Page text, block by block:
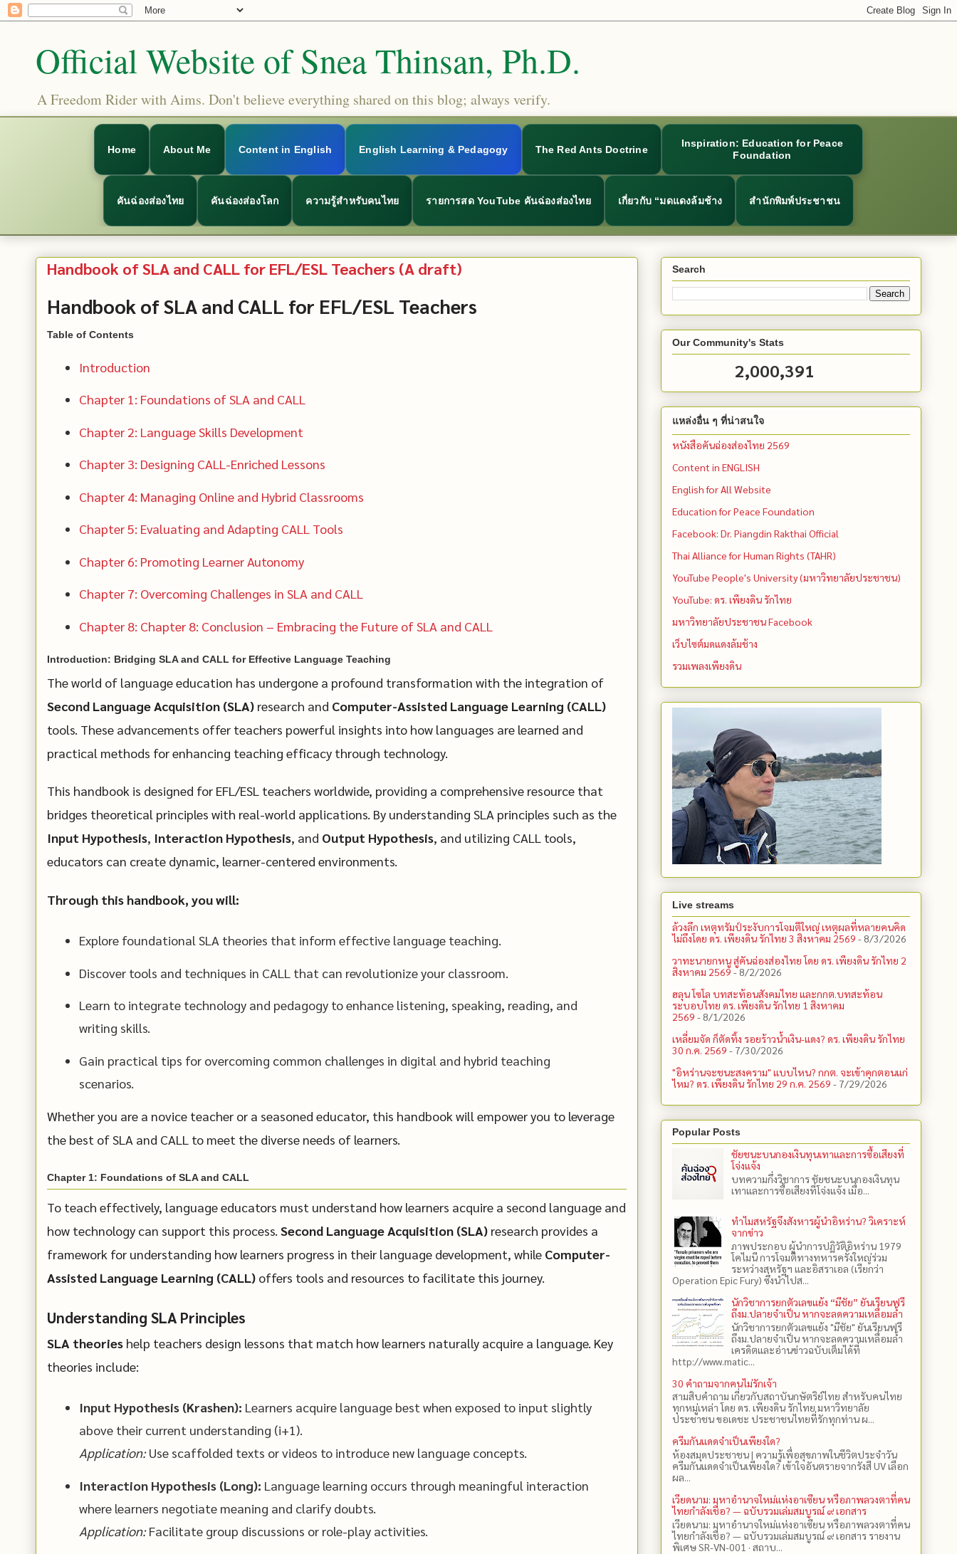
Official Website of Snea Thinsan, Ph.D.
A Freedom Rider with Aims. Don't believe everything shared on this blog; always verify.
Home About Me Content in English English Learning & Pedagogy The Red Ants Doctrine
Inspiration: Education for Peace
Foundation
คันฉ่องส่องไทย คันฉ่องส่องโลก ความรู้สำหรับคนไทย รายการสด YouTube คันฉ่องส่องไทย เกี่ยวกับ “มดแดงล้มช้าง สำนักพิมพ์ประชาชน
Handbook of SLA and CALL for EFL/ESL Teachers (A draft)
Handbook of SLA and CALL for EFL/ESL Teachers
Table of Contents
Introduction
Chapter 1: Foundations of SLA and CALL
Chapter 2: Language Skills Development
Chapter 3: Designing CALL-Enriched Lessons
Chapter 4: Managing Online and Hybrid Classrooms
Chapter 5: Evaluating and Adapting CALL Tools
Chapter 6: Promoting Learner Autonomy
Chapter 7: Overcoming Challenges in SLA and CALL
Chapter 8: Chapter 8: Conclusion – Embracing the Future of SLA and CALL
Introduction: Bridging SLA and CALL for Effective Language Teaching
The world of language education has undergone a profound transformation with the integration of
Second Language Acquisition (SLA) research and Computer-Assisted Language Learning (CALL)
tools. These advancements offer teachers powerful insights into how languages are learned and
practical methods for enhancing teaching efficacy through technology.
This handbook is designed for EFL/ESL teachers worldwide, providing a comprehensive resource that
bridges theoretical principles with real-world applications. By understanding SLA principles such as the
Input Hypothesis, Interaction Hypothesis, and Output Hypothesis, and utilizing CALL tools,
educators can create dynamic, learner-centered environments.
Through this handbook, you will:
Explore foundational SLA theories that inform effective language teaching.
Discover tools and techniques in CALL that can revolutionize your classroom.
Learn to integrate technology and pedagogy to enhance listening, speaking, reading, and
writing skills.
Gain practical tips for overcoming common challenges in digital and hybrid teaching
scenarios.
Whether you are a novice teacher or a seasoned educator, this handbook will empower you to leverage
the best of SLA and CALL to meet the diverse needs of learners.
Chapter 1: Foundations of SLA and CALL
To teach effectively, language educators must understand how learners acquire a second language and
how technology can support this process. Second Language Acquisition (SLA) research provides a
framework for understanding how learners progress in their language development, while Computer-
Assisted Language Learning (CALL) offers tools and resources to facilitate this journey.
Understanding SLA Principles
SLA theories help teachers design lessons that match how learners naturally acquire a language. Key
theories include:
Input Hypothesis (Krashen): Learners acquire language best when exposed to input slightly
above their current understanding (i+1).
Application:Use scaffolded texts or videos to introduce new language concepts.
Interaction Hypothesis (Long): Language learning occurs through meaningful interaction
where learners negotiate meaning and clarify doubts.
Application:Facilitate group discussions or role-play activities.
Search
Our Community's Stats
2,000,391
แหล่งอื่น ๆ ที่น่าสนใจ
หนังสือคันฉ่องส่องไทย 2569
Content in ENGLISH
English for All Website
Education for Peace Foundation
Facebook: Dr. Piangdin Rakthai Official
Thai Alliance for Human Rights (TAHR)
YouTube People's University (มหาวิทยาลัยประชาชน)
YouTube: ดร. เพียงดิน รักไทย
มหาวิทยาลัยประชาชน Facebook
เว็บไซต์มดแดงล้มช้าง
รวมเพลงเพียงดิน
Live streams
ล้วงลึก เหตุทรัมป์ระงับการโจมตีใหญ่ เหตุผลที่หลายคนคิด
ไม่ถึงโดย ดร. เพียงดิน รักไทย 3 สิงหาคม 2569 - 8/3/2026
วาทะนายกหนู สู่คันฉ่องส่องไทย โดย ดร. เพียงดิน รักไทย 2
สิงหาคม 2569 - 8/2/2026
ฮลุน โซโล บทสะท้อนสังคมไทย และกกต.​บทสะท้อน
ระบอบไทย ดร. เพียงดิน รักไทย 1 สิงหาคม
2569 - 8/1/2026
เหลี่ยมจัด ก็ตัดทิ้ง รอยร้าวน้ำเงิน-แดง? ดร. เพียงดิน รักไทย
30 ก.ค. 2569 - 7/30/2026
"อิหร่านจะชนะสงคราม" แบบไหน? กกต. จะเข้าคุกตอนแก่
ไหม? ดร. เพียงดิน รักไทย 29 ก.ค. 2569 - 7/29/2026
Popular Posts
ชัยชนะบนกองเงินทุนเทาและการซื้อเสียงที่
โจ่งแจ้ง
บทความกึ่งวิชาการ ชัยชนะบนกองเงินทุน
เทาและการซื้อเสียงที่โจ่งแจ้ง เมื่อ...
ทำไมสหรัฐจึงสังหารผู้นำอิหร่าน? วิเคราะห์
จากข่าว
ภาพประกอบ ผู้นำการปฏิวัติอิหร่าน 1979
โคไมนี การโจมตีทางทหารครั้งใหญ่ร่วม
ระหว่างสหรัฐฯ และอิสราเอล (เรียกว่า
Operation Epic Fury) ซึ่งนำไปส...
นักวิชาการยกตัวเลขแย้ง “มีชัย” ยันเรียนฟรี
ถึงม.ปลายจำเป็น หากจะลดความเหลื่อมล้ำ
นักวิชาการยกตัวเลขแย้ง "มีชัย" ยันเรียนฟรี
ถึงม.ปลายจำเป็น หากจะลดความเหลื่อมล้ำ
เครดิตและอ่านข่าวฉบับเต็มได้ที่
http://www.matic...
30 คำถามจากคนไม่รักเจ้า
สามสิบคำถาม เกี่ยวกับสถาบันกษัตริย์ไทย สำหรับคนไทย
ทุกหมู่เหล่า โดย ดร.​ เพียงดิน รักไทย มหาวิทยาลัย
ประชาชน ขอเดชะ ประชาชนไทยที่รักทุกท่าน ผ...
ครีมกันแดดจำเป็นเพียงใด?
ห้องสมุดประชาชน | ความรู้เพื่อสุขภาพในชีวิตประจำวัน
ครีมกันแดดจำเป็นเพียงใด? เข้าใจอันตรายจากรังสี UV เลือก
ผล...
เวียดนาม: มหาอำนาจใหม่แห่งอาเซียน หรือภาพลวงตาที่คน
ไทยกำลังเชื่อ? — ฉบับรวมเล่มสมบูรณ์ ๙ เอกสาร
เวียดนาม: มหาอำนาจใหม่แห่งอาเซียน หรือภาพลวงตาที่คน
ไทยกำลังเชื่อ? — ฉบับรวมเล่มสมบูรณ์ ๙ เอกสาร รายงาน
พิเศษ SR-VN-001 · สถาบ...